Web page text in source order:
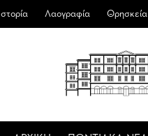
Ιστορία Λαογραφία Θρησκεία